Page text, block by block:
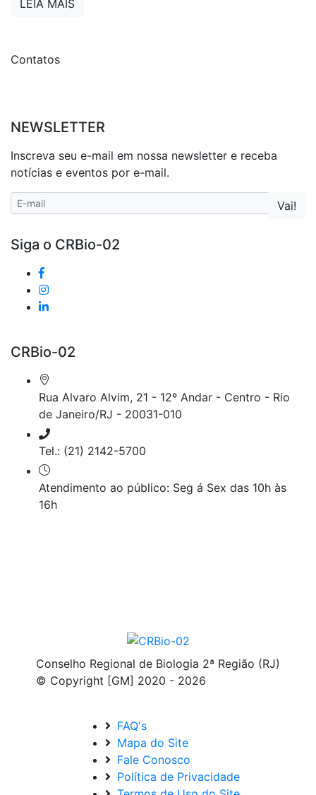
LEIA MAIS
Contatos
NEWSLETTER
Inscreva seu e-mail em nossa newsletter e receba
notícias e eventos por e-mail.
Siga o CRBio-02
CRBio-02
Rua Alvaro Alvim, 21 - 12º Andar - Centro - Rio
de Janeiro/RJ - 20031-010
Tel.: (21) 2142-5700
Atendimento ao público: Seg á Sex das 10h às
16h
Conselho Regional de Biologia 2ª Região (RJ)
© Copyright [GM] 2020 - 2026
FAQ's
Mapa do Site
Fale Conosco
Política de Privacidade